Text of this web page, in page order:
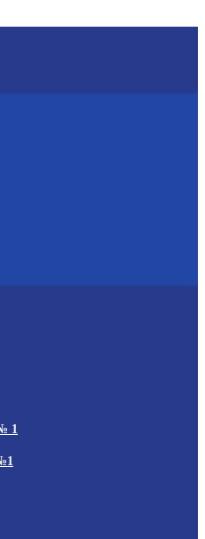
1